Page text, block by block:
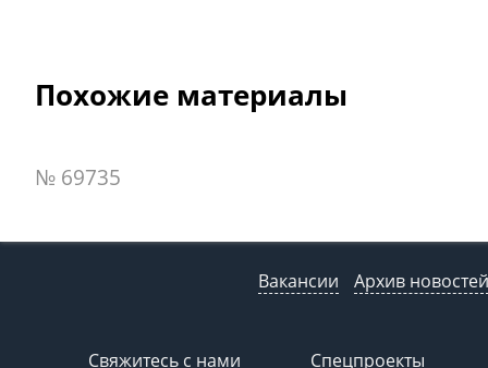
Похожие материалы
№ 69735
Вакансии Архив новостей
Свяжитесь с нами Спецпроекты